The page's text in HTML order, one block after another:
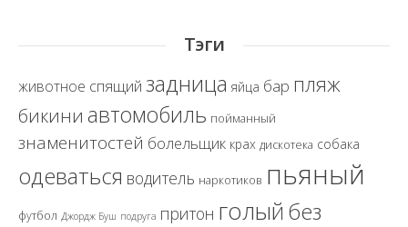
Тэги
животное спящий задница яйца бар пляж
бикини автомобиль пойманный
знаменитостей болельщик крах дискотека собака
одеваться водитель наркотиков пьяный
футбол Джордж Буш подруга притон голый без